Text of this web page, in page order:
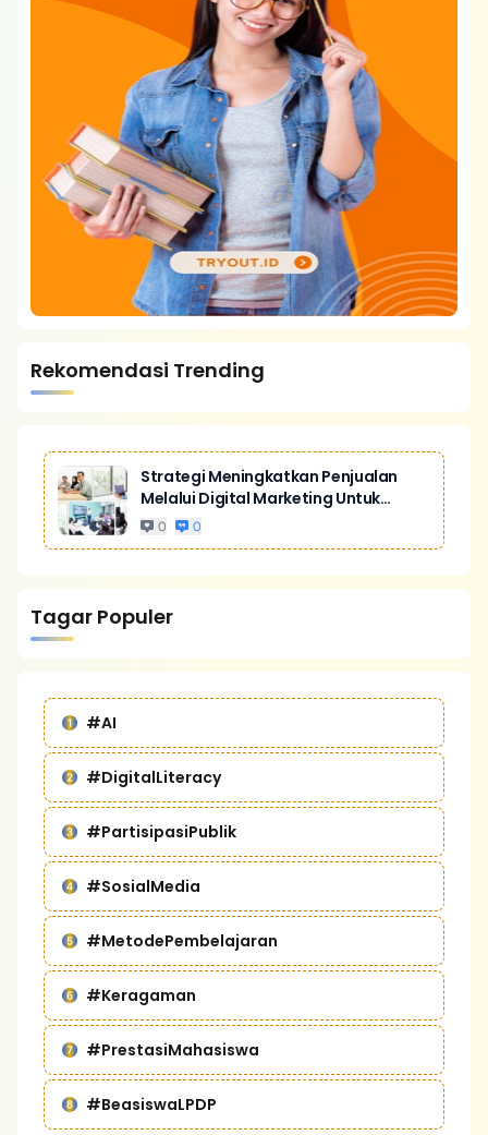
Rekomendasi Trending
Strategi Meningkatkan Penjualan
Melalui Digital Marketing Untuk
Bisnis Yang Lebih Kompetitif
0 0
Tagar Populer
#AI
#DigitalLiteracy
#PartisipasiPublik
#SosialMedia
#MetodePembelajaran
#Keragaman
#PrestasiMahasiswa
#BeasiswaLPDP